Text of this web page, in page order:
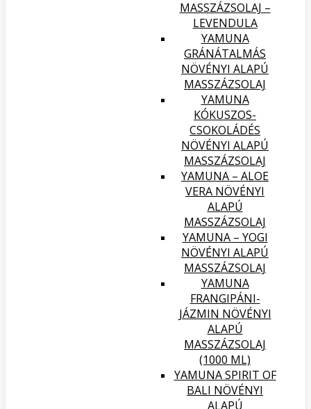
MASSZÁZSOLAJ –
LEVENDULA
YAMUNA
GRÁNÁTALMÁS
NÖVÉNYI ALAPÚ
MASSZÁZSOLAJ
YAMUNA
KÓKUSZOS-
CSOKOLÁDÉS
NÖVÉNYI ALAPÚ
MASSZÁZSOLAJ
YAMUNA – ALOE
VERA NÖVÉNYI
ALAPÚ
MASSZÁZSOLAJ
YAMUNA – YOGI
NÖVÉNYI ALAPÚ
MASSZÁZSOLAJ
YAMUNA
FRANGIPÁNI-
JÁZMIN NÖVÉNYI
ALAPÚ
MASSZÁZSOLAJ
(1000 ML)
YAMUNA SPIRIT OF
BALI NÖVÉNYI
ALAPÚ